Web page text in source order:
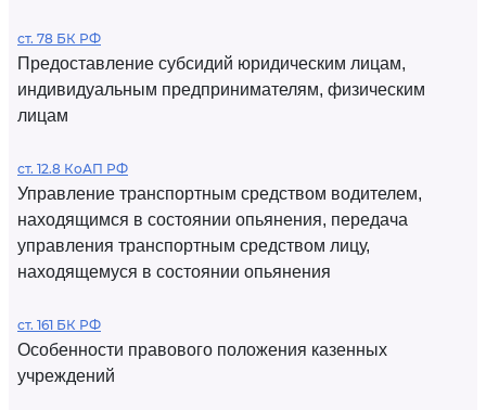
ст. 78 БК РФ
Предоставление субсидий юридическим лицам,
индивидуальным предпринимателям, физическим
лицам
ст. 12.8 КоАП РФ
Управление транспортным средством водителем,
находящимся в состоянии опьянения, передача
управления транспортным средством лицу,
находящемуся в состоянии опьянения
ст. 161 БК РФ
Особенности правового положения казенных
учреждений